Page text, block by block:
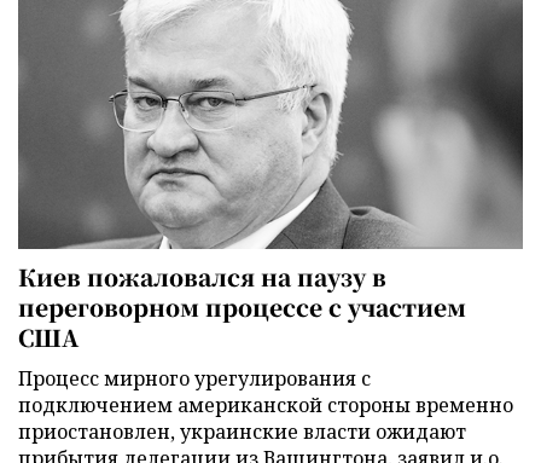
Киев пожаловался на паузу в
переговорном процессе с участием
США
Процесс мирного урегулирования с
подключением американской стороны временно
приостановлен, украинские власти ожидают